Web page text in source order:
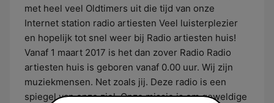
met heel veel Oldtimers uit die tijd van onze
Internet station radio artiesten Veel luisterplezier
en hopelijk tot snel weer bij Radio artiesten huis!
Vanaf 1 maart 2017 is het dan zover Radio Radio
artiesten huis is geboren vanaf 0.00 uur. Wij zijn
muziekmensen. Net zoals jij. Deze radio is een
spiegel van onze ziel. Onze missie is om geweldige